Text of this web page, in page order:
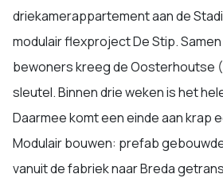
driekamerappartement aan de
modulair flexproject De Stip.
bewoners kreeg de Oosterhoutse
sleutel. Binnen drie weken is het
Daarmee komt een einde aan krap
Modulair bouwen: prefab
vanuit de fabriek naar Breda